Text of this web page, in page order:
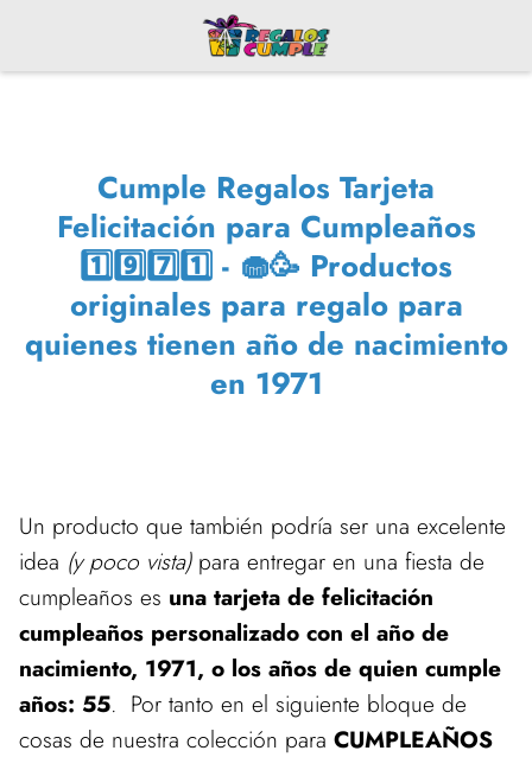
Cumple Regalos Tarjeta
Felicitación para Cumpleaños
1️⃣9️⃣7️⃣1️⃣ - 🧁🥳 Productos
originales para regalo para
quienes tienen año de nacimiento
en 1971
Un producto que también podría ser una excelente
idea (y poco vista)para entregar en una fiesta de
cumpleaños es una tarjeta de felicitación
cumpleaños personalizado con el año de
nacimiento, 1971, o los años de quien cumple
años: 55. Por tanto en el siguiente bloque de
cosas de nuestra colección para CUMPLEAÑOS